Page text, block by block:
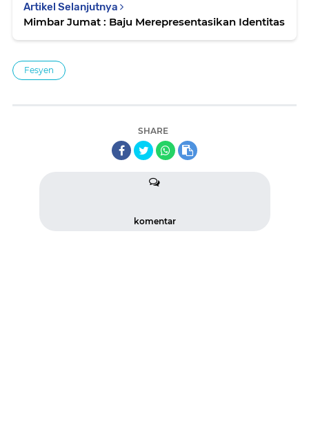
Artikel Selanjutnya
Mimbar Jumat : Baju Merepresentasikan Identitas
Fesyen
SHARE
komentar